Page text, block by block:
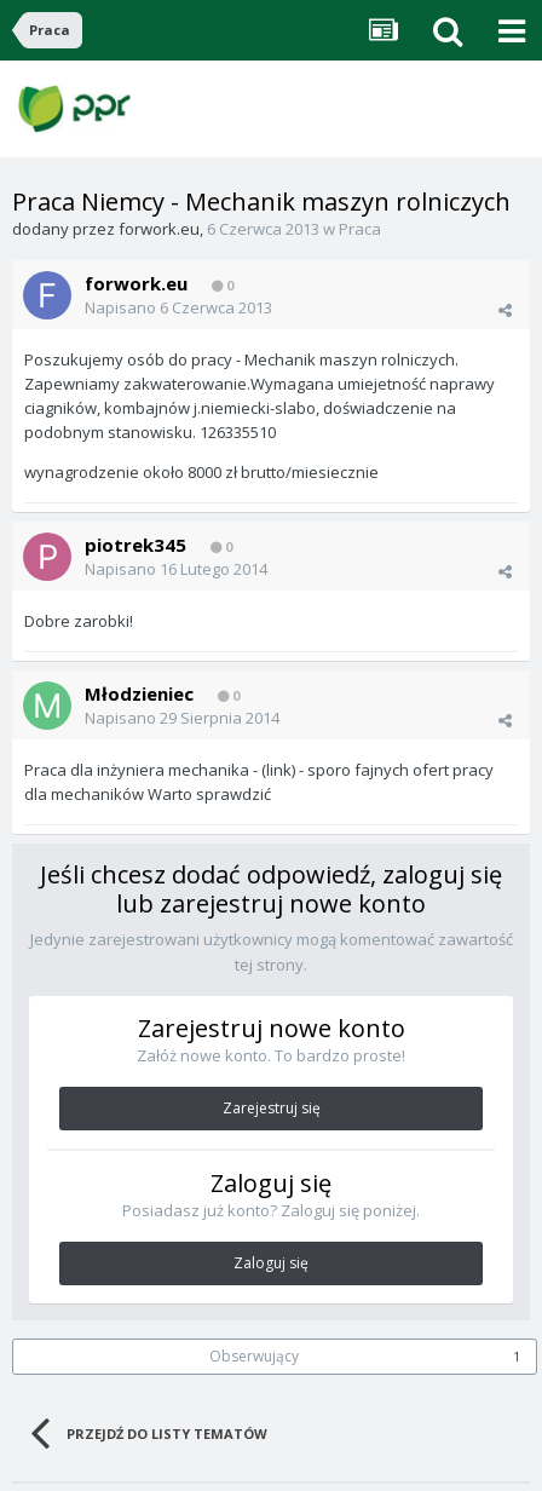
Praca
Praca Niemcy - Mechanik maszyn rolniczych
dodany przez forwork.eu, 6 Czerwca 2013 w Praca
forwork.eu 0
Napisano 6 Czerwca 2013
Poszukujemy osób do pracy - Mechanik maszyn rolniczych.
Zapewniamy zakwaterowanie.Wymagana umiejetność naprawy
ciagników, kombajnów j.niemiecki-slabo, doświadczenie na
podobnym stanowisku. 126335510
wynagrodzenie około 8000 zł brutto/miesiecznie
piotrek345 0
Napisano 16 Lutego 2014
Dobre zarobki!
Młodzieniec 0
Napisano 29 Sierpnia 2014
Praca dla inżyniera mechanika - (link) - sporo fajnych ofert pracy
dla mechaników Warto sprawdzić
Jeśli chcesz dodać odpowiedź, zaloguj się
lub zarejestruj nowe konto
Jedynie zarejestrowani użytkownicy mogą komentować zawartość
tej strony.
Zarejestruj nowe konto
Załóż nowe konto. To bardzo proste!
Zarejestruj się
Zaloguj się
Posiadasz już konto? Zaloguj się poniżej.
Zaloguj się
Obserwujący 1
PRZEJDŹ DO LISTY TEMATÓW